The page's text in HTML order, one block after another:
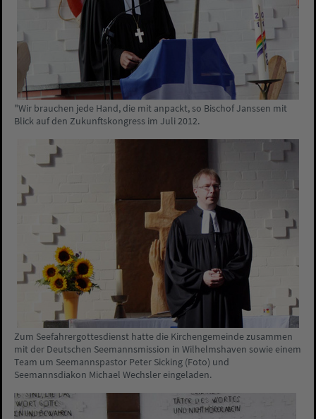
"Wir brauchen jede Hand, die mit anpackt, so Bischof Janssen mit
Blick auf den Zukunftskongress im Juli 2012.
Zum Seefahrergottesdienst hatte die Kirchengemeinde zusammen
mit der Deutschen Seemannsmission in Wilhelmshaven sowie einem
Team um Seemannspastor Peter Sicking (Foto) und
Seemannsdiakon Michael Wechsler eingeladen.